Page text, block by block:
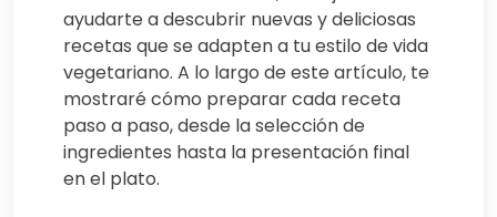
ayudarte a descubrir nuevas y deliciosas
recetas que se adapten a tu estilo de vida
vegetariano. A lo largo de este artículo, te
mostraré cómo preparar cada receta
paso a paso, desde la selección de
ingredientes hasta la presentación final
en el plato.